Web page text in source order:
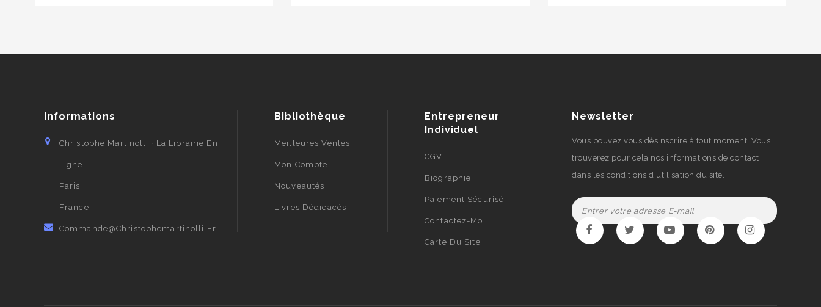
Informations
Christophe Martinolli · La Librairie En
Ligne
Paris
France
Commande@christophemartinolli.fr
Bibliothèque
Meilleures Ventes
Mon Compte
Nouveautés
Livres Dédicacés
Entrepreneur
Individuel
CGV
Biographie
Paiement Sécurisé
Contactez-Moi
Carte Du Site
Newsletter
Vous pouvez vous désinscrire à tout moment. Vous
trouverez pour cela nos informations de contact
dans les conditions d'utilisation du site.